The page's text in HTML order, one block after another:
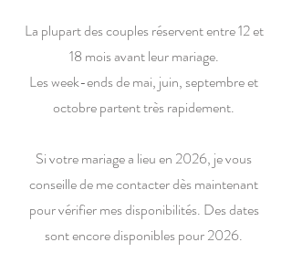
La plupart des couples réservent entre 12 et
18 mois avant leur mariage.
Les week-ends de mai, juin, septembre et
octobre partent très rapidement.
Si votre mariage a lieu en 2026, je vous
conseille de me contacter dès maintenant
pour vérifier mes disponibilités. Des dates
sont encore disponibles pour 2026.